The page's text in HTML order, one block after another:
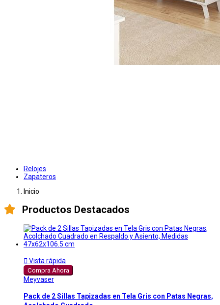
Relojes
Zapateros
Inicio
Productos Destacados
 Vista rápida
Compra Ahora
Meyvaser
Pack de 2 Sillas Tapizadas en Tela Gris con Patas Negras,